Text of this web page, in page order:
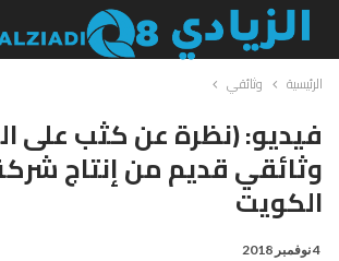
الرئيسية وثائقي
فيديو: (نظرة عن كثب على
وثائقي قديم من إنتاج
الكويت
4 نوفمبر 2018